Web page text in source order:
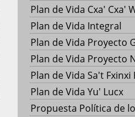
Plan de Vida Cxa' Cxa'
Plan de Vida Integral
Plan de Vida Proyecto
Plan de Vida Proyecto
Plan de Vida Sa't Fxinxi
Plan de Vida Yu' Lucx
Propuesta Política de